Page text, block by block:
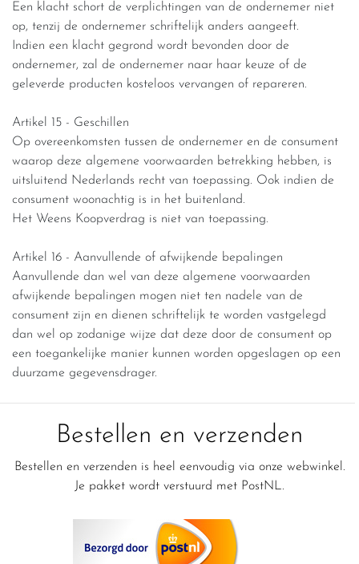
Een klacht schort de verplichtingen van de ondernemer niet
op, tenzij de ondernemer schriftelijk anders aangeeft.
Indien een klacht gegrond wordt bevonden door de
ondernemer, zal de ondernemer naar haar keuze of de
geleverde producten kosteloos vervangen of repareren.
Artikel 15 - Geschillen
Op overeenkomsten tussen de ondernemer en de consument
waarop deze algemene voorwaarden betrekking hebben, is
uitsluitend Nederlands recht van toepassing. Ook indien de
consument woonachtig is in het buitenland.
Het Weens Koopverdrag is niet van toepassing.
Artikel 16 - Aanvullende of afwijkende bepalingen
Aanvullende dan wel van deze algemene voorwaarden
afwijkende bepalingen mogen niet ten nadele van de
consument zijn en dienen schriftelijk te worden vastgelegd
dan wel op zodanige wijze dat deze door de consument op
een toegankelijke manier kunnen worden opgeslagen op een
duurzame gegevensdrager.
Bestellen en verzenden
Bestellen en verzenden is heel eenvoudig via onze webwinkel.
Je pakket wordt verstuurd met PostNL.